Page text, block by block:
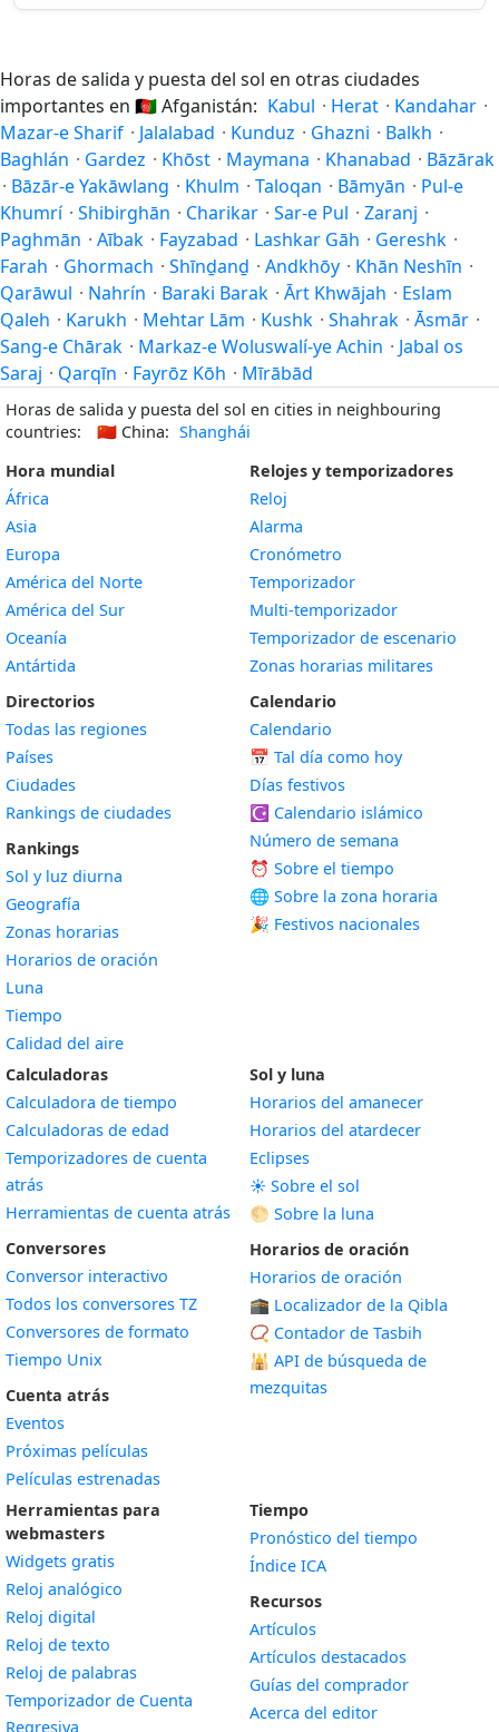
Horas de salida y puesta del sol en otras ciudades
importantes en 🇦🇫Afganistán: Kabul · Herat · Kandahar ·
Mazar-e Sharif · Jalalabad · Kunduz · Ghazni · Balkh ·
Baghlán · Gardez · Khōst · Maymana · Khanabad · Bāzārak
· Bāzār-e Yakāwlang · Khulm · Taloqan · Bāmyān · Pul-e
Khumrí · Shibirghān · Charikar · Sar-e Pul · Zaranj ·
Paghmān · Aībak · Fayzabad · Lashkar Gāh · Gereshk ·
Farah · Ghormach · Shīnḏanḏ · Andkhōy · Khān Neshīn ·
Qarāwul · Nahrín · Baraki Barak · Ārt Khwājah · Eslam
Qaleh · Karukh · Mehtar Lām · Kushk · Shahrak · Āsmār ·
Sang-e Chārak · Markaz-e Woluswalí-ye Achin · Jabal os
Saraj · Qarqīn · Fayrōz Kōh · Mīrābād
Horas de salida y puesta del sol en cities in neighbouring
countries:
🇨🇳 China: Shanghái
Hora mundial
África
Asia
Europa
América del Norte
América del Sur
Oceanía
Antártida
Directorios
Todas las regiones
Países
Ciudades
Rankings de ciudades
Rankings
Sol y luz diurna
Geografía
Zonas horarias
Horarios de oración
Luna
Tiempo
Calidad del aire
Relojes y temporizadores
Reloj
Alarma
Cronómetro
Temporizador
Multi-temporizador
Temporizador de escenario
Zonas horarias militares
Calendario
Calendario
📅 Tal día como hoy
Días festivos
☪️ Calendario islámico
Número de semana
⏰ Sobre el tiempo
🌐 Sobre la zona horaria
🎉 Festivos nacionales
Calculadoras
Calculadora de tiempo
Calculadoras de edad
Temporizadores de cuenta
atrás
Herramientas de cuenta atrás
Conversores
Conversor interactivo
Todos los conversores TZ
Conversores de formato
Tiempo Unix
Cuenta atrás
Eventos
Próximas películas
Películas estrenadas
Sol y luna
Horarios del amanecer
Horarios del atardecer
Eclipses
☀️ Sobre el sol
🌕 Sobre la luna
Horarios de oración
Horarios de oración
🕋 Localizador de la Qibla
📿 Contador de Tasbih
🕌 API de búsqueda de
mezquitas
Herramientas para
webmasters
Widgets gratis
Reloj analógico
Reloj digital
Reloj de texto
Reloj de palabras
Temporizador de Cuenta
Regresiva
Tiempo
Pronóstico del tiempo
Índice ICA
Recursos
Artículos
Artículos destacados
Guías del comprador
Acerca del editor